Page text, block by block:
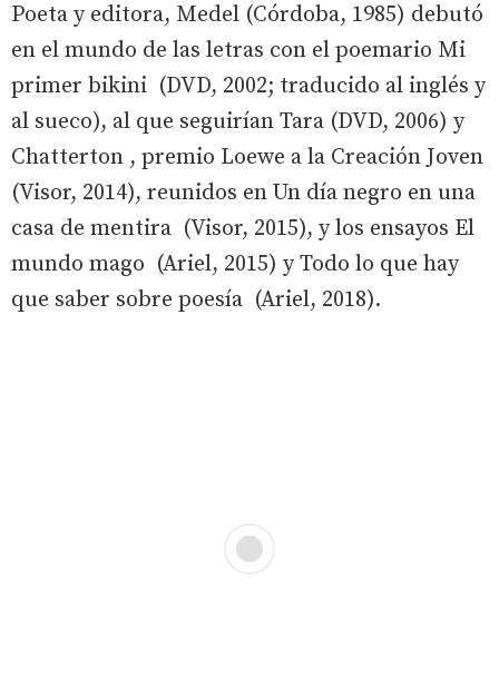
Poeta y editora, Medel (Córdoba, 1985) debutó
en el mundo de las letras con el poemario Mi
primer bikini (DVD, 2002; traducido al inglés y
al sueco), al que seguirían Tara (DVD, 2006) y
Chatterton , premio Loewe a la Creación Joven
(Visor, 2014), reunidos en Un día negro en una
casa de mentira (Visor, 2015), y los ensayos El
mundo mago (Ariel, 2015) y Todo lo que hay
que saber sobre poesía (Ariel, 2018).